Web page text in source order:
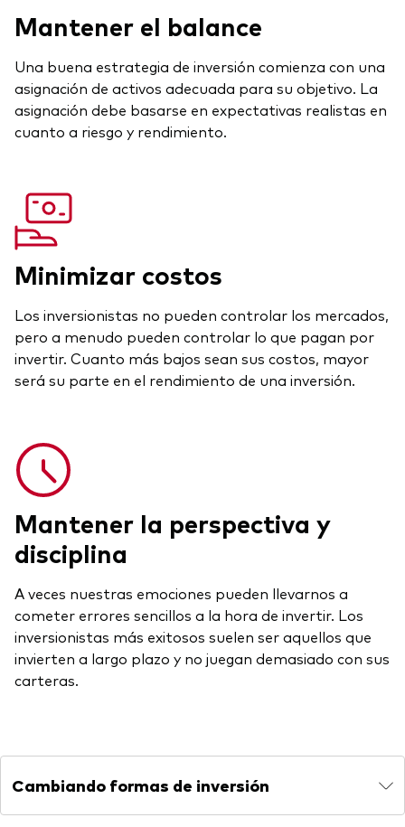
Mantener el balance
Una buena estrategia de inversión comienza con una
asignación de activos adecuada para su objetivo. La
asignación debe basarse en expectativas realistas en
cuanto a riesgo y rendimiento.
Minimizar costos
Los inversionistas no pueden controlar los mercados,
pero a menudo pueden controlar lo que pagan por
invertir. Cuanto más bajos sean sus costos, mayor
será su parte en el rendimiento de una inversión.
Mantener la perspectiva y
disciplina
A veces nuestras emociones pueden llevarnos a
cometer errores sencillos a la hora de invertir. Los
inversionistas más exitosos suelen ser aquellos que
invierten a largo plazo y no juegan demasiado con sus
carteras.
Cambiando formas de inversión